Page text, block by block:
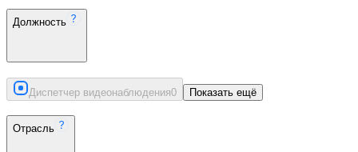
Должность
Диспетчер видеонаблюдения0 Показать ещё
Отрасль